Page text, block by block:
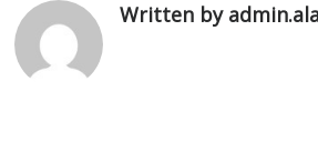
Written by